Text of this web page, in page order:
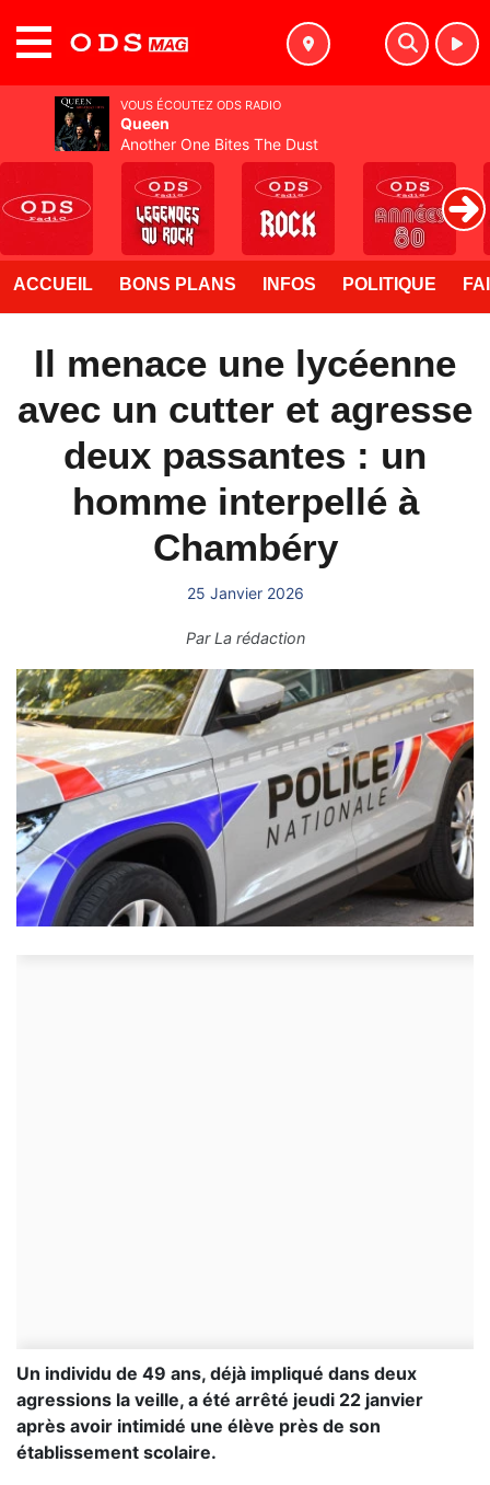
ACCUEIL BONS PLANS INFOS POLITIQUE
Il menace une lycéenne
avec un cutter et agresse
deux passantes : un
homme interpellé à
Chambéry
25 Janvier 2026
ParLa rédaction
Un individu de 49 ans, déjà impliqué dans deux
agressions la veille, a été arrêté jeudi 22 janvier
après avoir intimidé une élève près de son
établissement scolaire.
VOUS ÉCOUTEZ ODS RADIO
Queen
Another One Bites The Dust